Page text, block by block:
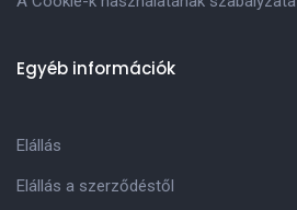
Egyéb információk
Elállás
Elállás a szerződéstől